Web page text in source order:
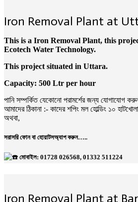
Iron Removal Plant at
This is a Iron Removal Plant, this
Ecotech Water Technology.
This project situated in Uttara.
Capacity: 500 Ltr per hour
পানি সম্পর্কিত যেকোনো পরামর্শের জন্য যোগাযোগ
আমাদের ঠিকানা :- কাদের শপিং মল হোল্ডিং ১০
অথবা,
সরাসরি ফোন বা হোয়াটসঅ্যাপ করুন…..
মোবাইল: 01728 026568, 01332 511224
Iron Removal Plant at